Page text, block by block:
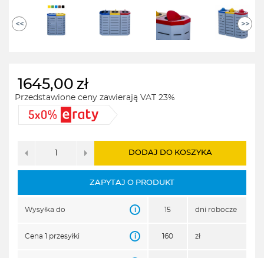
<< >>
1645,00 zł
Przedstawione ceny zawierają VAT 23%
DODAJ DO KOSZYKA
ZAPYTAJ O PRODUKT
Wysyłka do i 15 dni robocze
Cena 1 przesyłki i 160 zł